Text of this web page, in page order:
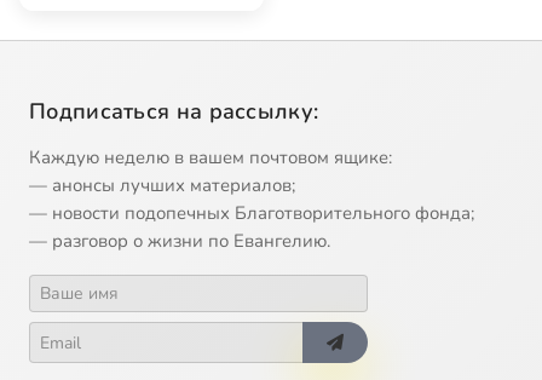
Подписаться на рассылку:
Каждую неделю в вашем почтовом ящике:
— анонсы лучших материалов;
— новости подопечных Благотворительного фонда;
— разговор о жизни по Евангелию.